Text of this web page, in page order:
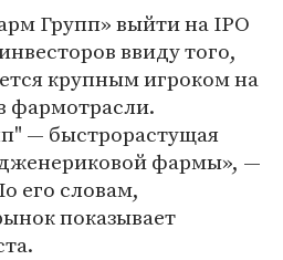
Групп» выйти на IPO
ввиду того,
крупным игроком на
фармотрасли.
— быстрорастущая
фармы», —
его словам,
показывает